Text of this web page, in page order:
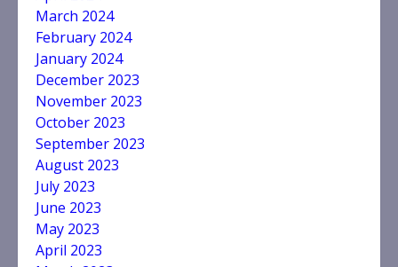
March 2024
February 2024
January 2024
December 2023
November 2023
October 2023
September 2023
August 2023
July 2023
June 2023
May 2023
April 2023